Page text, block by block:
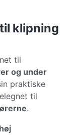
klipning
til
og under
praktiske
til
.